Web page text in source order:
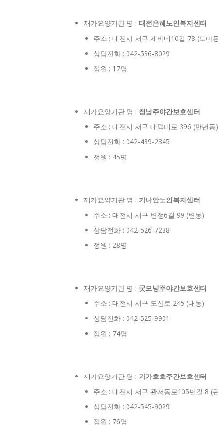
재가요양기관 명 : 대전은혜노인복지센터
주소 : 대전시 서구 제비네10길 78 (도마
상담전화 : 042-586-8029
정원 : 17명
재가요양기관 명 : 청남주야간보호센터
주소 : 대전시 서구 대덕대로 396 (만년동)
상담전화 : 042-489-2345
정원 : 45명
재가요양기관 명 : 가나안노인복지센터
주소 : 대전시 서구 변정6길 99 (변동)
상담전화 : 042-526-7288
정원 : 28명
재가요양기관 명 : 굿모닝주야간보호센터
주소 : 대전시 서구 도산로 245 (내동)
상담전화 : 042-525-9901
정원 : 74명
재가요양기관 명 : 가가호호주간보호센터
주소 : 대전시 서구 관저동로105번길 8 (
상담전화 : 042-545-9029
정원 : 76명